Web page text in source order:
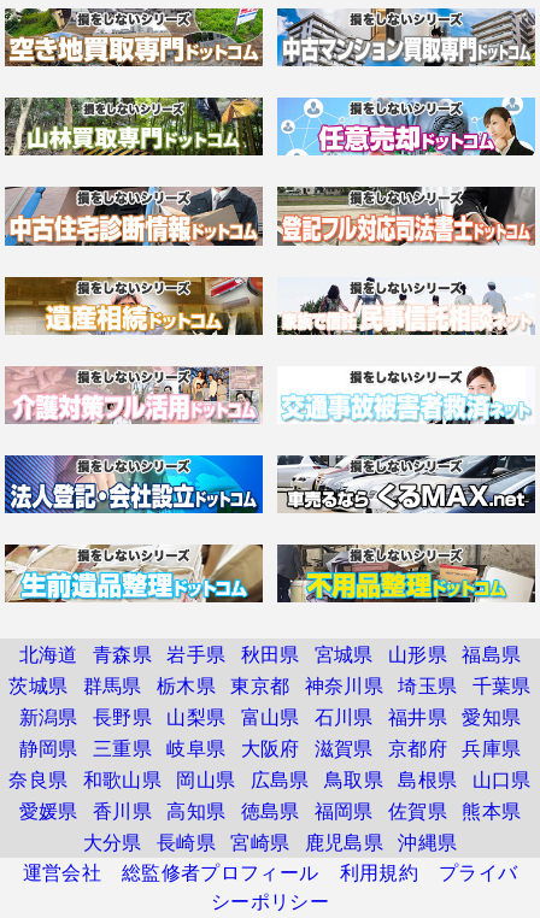
北海道 青森県 岩手県 秋田県 宮城県 山形県 福島県
茨城県 群馬県 栃木県 東京都 神奈川県 埼玉県 千葉県
新潟県 長野県 山梨県 富山県 石川県 福井県 愛知県
静岡県 三重県 岐阜県 大阪府 滋賀県 京都府 兵庫県
奈良県 和歌山県 岡山県 広島県 鳥取県 島根県
山口県
愛媛県 香川県 高知県 徳島県 福岡県 佐賀県 熊本県
大分県 長崎県 宮崎県 鹿児島県 沖縄県
運営会社
総監修者プロフィール 利用規約
プライバ
シーポリシー